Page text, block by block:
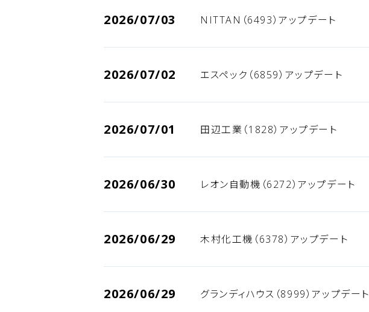
2026/07/03 NITTAN（6493）アップデート
2026/07/02 エスペック（6859）アップデート
2026/07/01 田辺工業（1828）アップデート
2026/06/30 レオン自動機（6272）アップデート
2026/06/29 木村化工機（6378）アップデート
2026/06/29 グランディハウス（8999）アップデート